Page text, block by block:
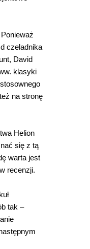
czeladnika
David
klasyki
na stronę
Helion
się z tą
warta jest
recenzji.
tak –